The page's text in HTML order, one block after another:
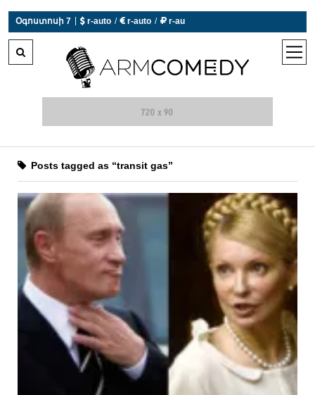
Օգոստոսի 7  r-auto /  r-auto /  r-au
open
Posts tagged as “transit gas”